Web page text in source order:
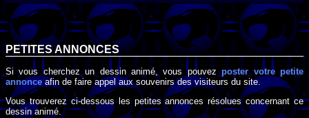
PETITES ANNONCES
Si vous cherchez un dessin animé, vous pouvezposter votre petite
annonce afin de faire appel aux souvenirs des visiteurs du site.
Vous trouverez ci-dessous les petites annonces résolues concernant ce
dessin animé.